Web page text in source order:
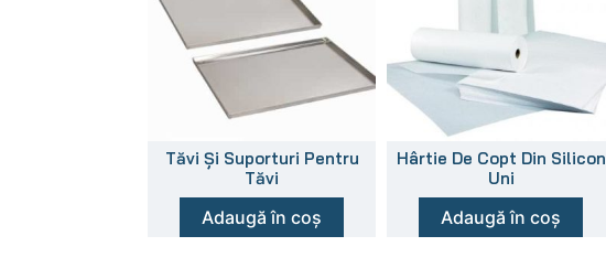
Tăvi Și Suporturi Pentru
Tăvi
Adaugă în coș
Hârtie De Copt Din Silicon
Uni
Adaugă în coș